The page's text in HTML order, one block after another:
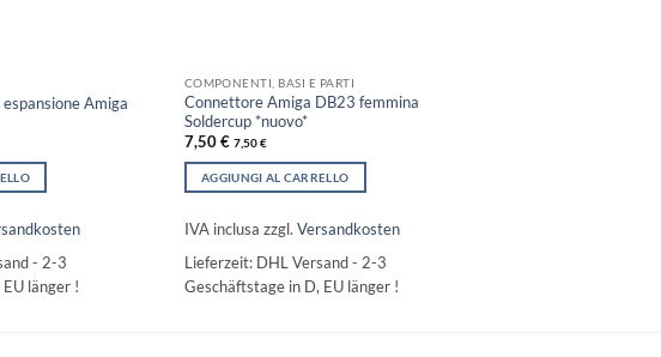
Amiga
- 2-3
länger !
COMPONENTI, BASI E PARTI
Connettore Amiga DB23 femmina
Soldercup *nuovo*
7,50€ 7,50€
AGGIUNGI AL CARRELLO
IVA inclusa zzgl. Versandkosten
Lieferzeit: DHL Versand - 2-3
Geschäftstage in D, EU länger !